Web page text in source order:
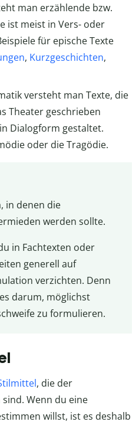
man erzählende bzw.
ist meist in Vers- oder
für epische Texte
, Kurzgeschichten,
versteht man Texte, die
Theater geschrieben
Dialogform gestaltet.
oder die Tragödie.
in denen die
werden sollte.
in Fachtexten oder
generell auf
verzichten. Denn
darum, möglichst
zu formulieren.
, die der
Wenn du eine
willst, ist es deshalb